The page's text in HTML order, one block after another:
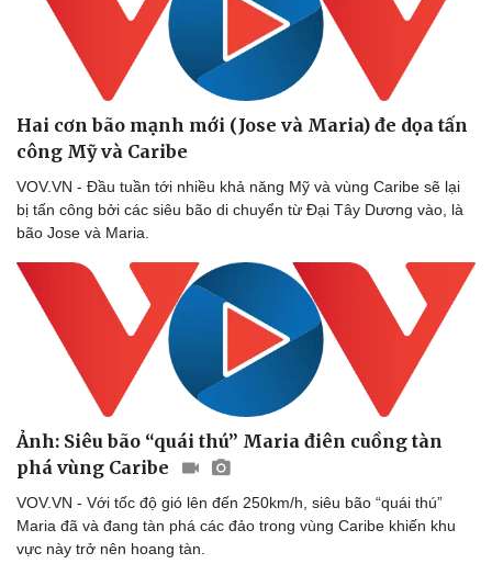
Hai cơn bão mạnh mới (Jose và Maria) đe dọa tấn
công Mỹ và Caribe
VOV.VN - Đầu tuần tới nhiều khả năng Mỹ và vùng Caribe sẽ lại
bị tấn công bởi các siêu bão di chuyển từ Đại Tây Dương vào, là
bão Jose và Maria.
Ảnh: Siêu bão “quái thú” Maria điên cuồng tàn
phá vùng Caribe
VOV.VN - Với tốc độ gió lên đến 250km/h, siêu bão “quái thú”
Maria đã và đang tàn phá các đảo trong vùng Caribe khiến khu
vực này trở nên hoang tàn.